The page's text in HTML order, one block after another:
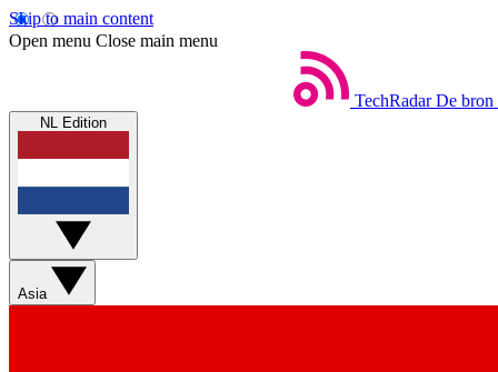
Skip to main content
Open menu Close main menu
TechRadar De bron
NL Edition
Asia